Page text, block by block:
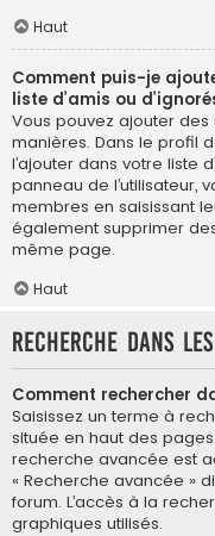
Haut
Comment puis-je
liste d’amis ou
Vous pouvez ajouter
manières. Dans le profil
l’ajouter dans votre liste
panneau de l’utilisateur,
membres en saisissant
également supprimer
même page.
Haut
Recherche dans
Comment rechercher
Saisissez un terme à
située en haut des pages
recherche avancée est
« Recherche avancée »
forum. L’accès à la
graphiques utilisés.